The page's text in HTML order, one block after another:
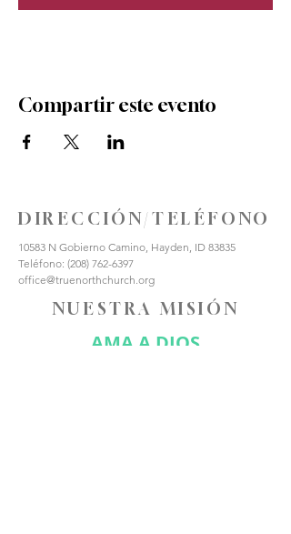
Compartir este evento
DIRECCIÓN/TELÉFONO
10583 N Gobierno Camino, Hayden, ID 83835
Teléfono: (208) 762-6397
office@truenorthchurch.org
NUESTRA MISIÓN
AMA A DIOS